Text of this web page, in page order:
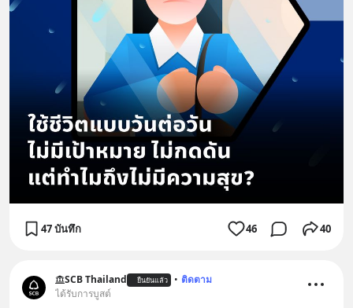
47 บันทึก 46 40
SCB Thailand ยืนยันแล้ว • ติดตาม
ได้รับการบูสต์